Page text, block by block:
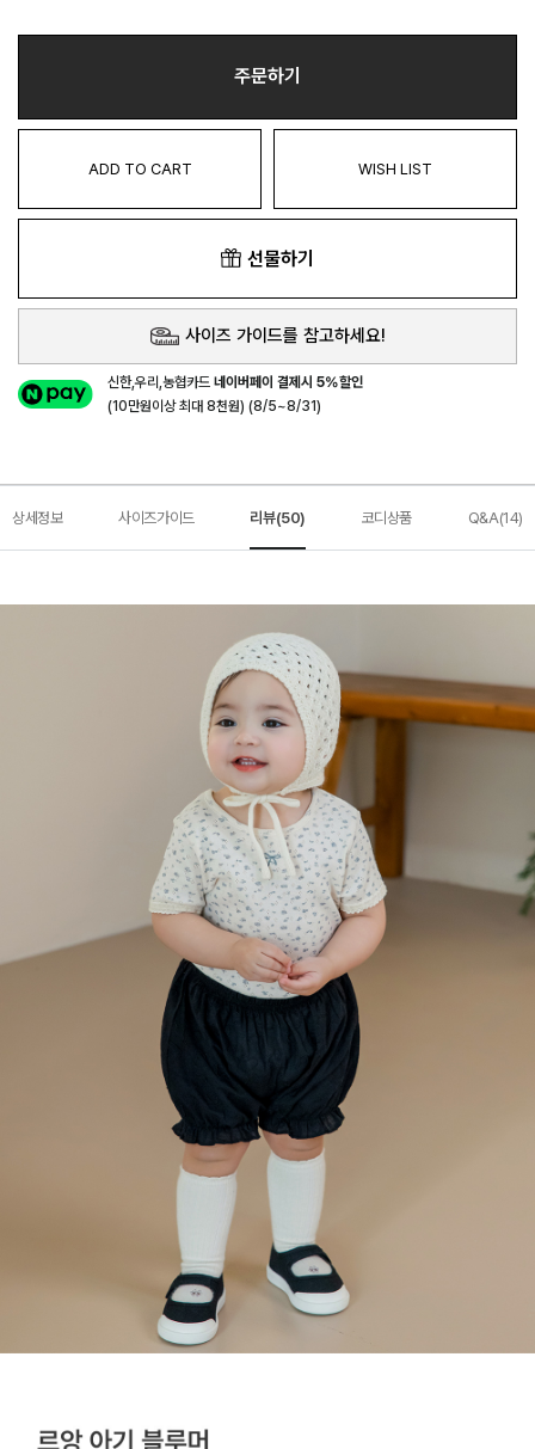
주문하기
ADD TO CART WISH LIST
선물하기
사이즈 가이드를 참고하세요!
신한,우리,농협카드네이버페이 결제시 5%할인
(10만원이상 최대 8천원) (8/5~8/31)
상세정보 사이즈가이드 리뷰(50) 코디상품 Q&A(14)